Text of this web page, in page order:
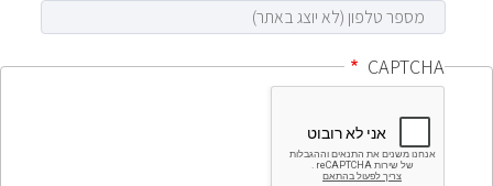
CAPTCHA